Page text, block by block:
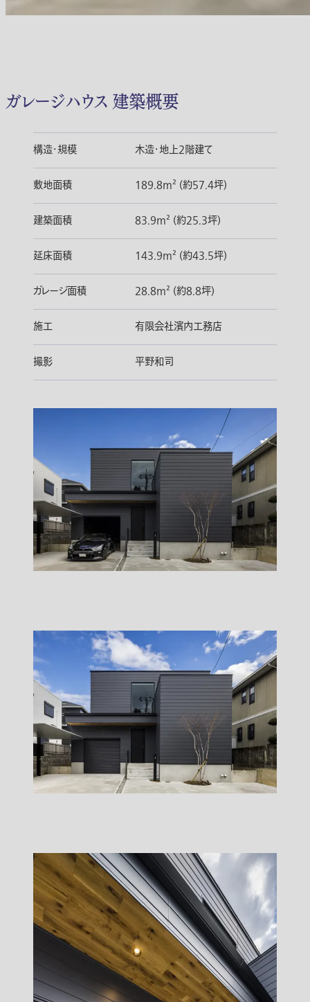
ガレージハウス 建築概要
構造・規模 木造・地上2階建て
敷地面積 189.8m² (約57.4坪)
建築面積 83.9m² (約25.3坪)
延床面積 143.9m² (約43.5坪)
ガレージ面積 28.8m² (約8.8坪)
施工 有限会社濱内工務店
撮影 平野和司